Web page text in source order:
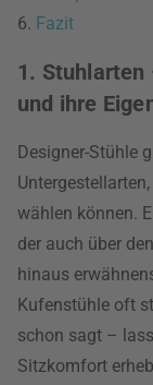
6. Fazit
1. Stuhlarten
und ihre
Designer-Stühle
wählen können.
der auch über
hinaus
Kufenstühle oft
schon sagt –
Sitzkomfort